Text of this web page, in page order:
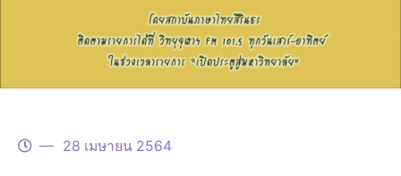
28 เมษายน 2564